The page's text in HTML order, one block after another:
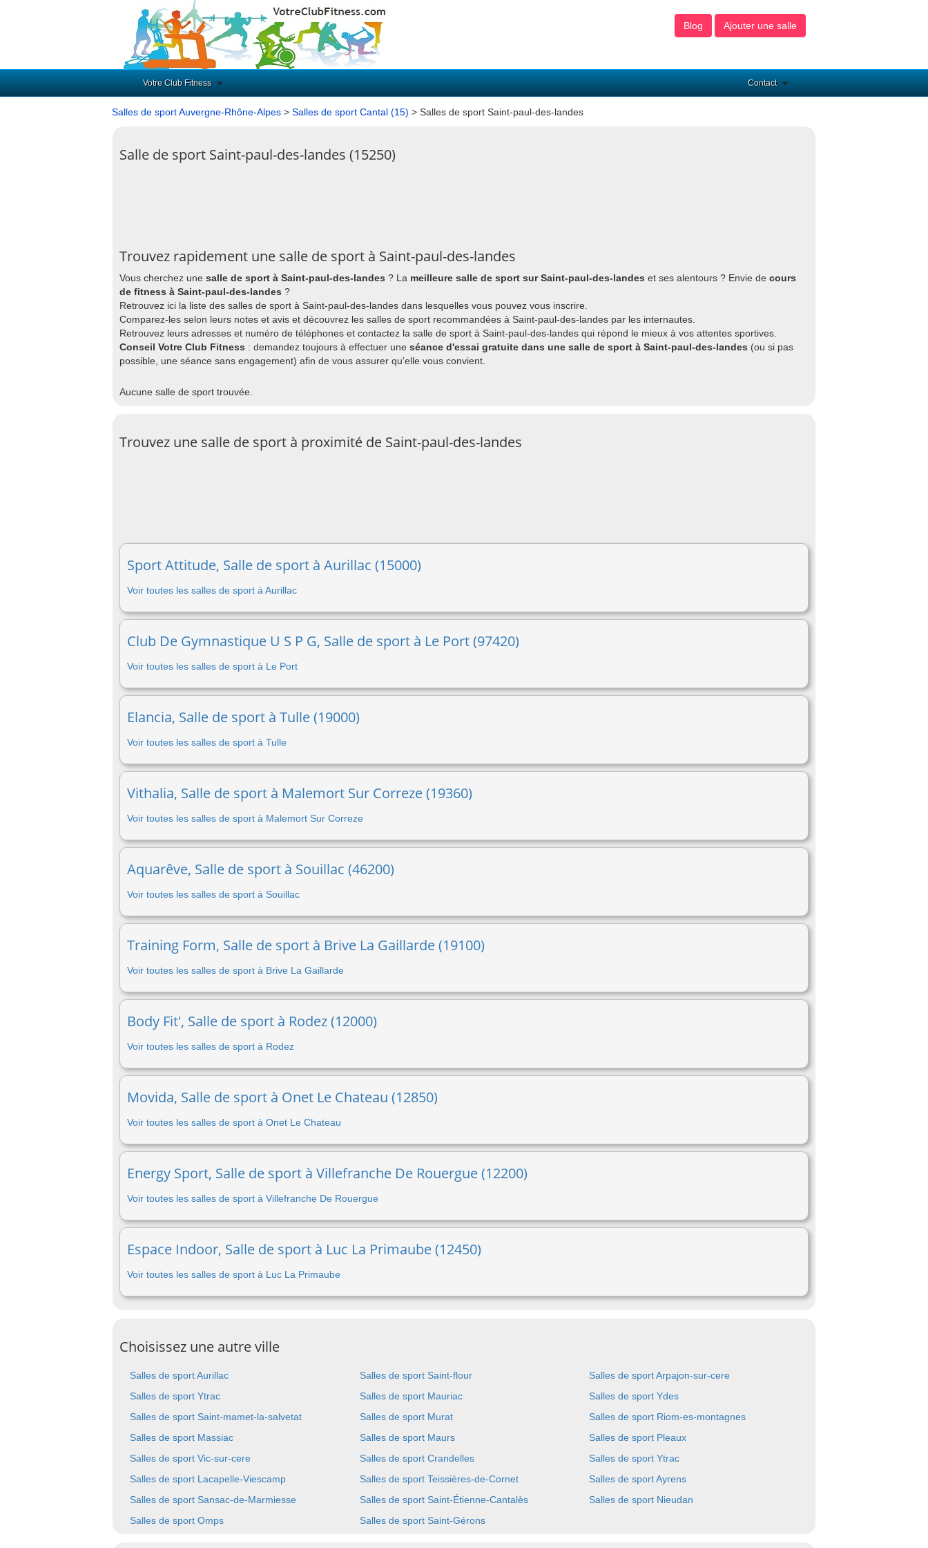
Blog Ajouter une salle
Votre Club Fitness Contact
Salles de sport Auvergne-Rhône-Alpes > Salles de sport Cantal (15) > Salles de sport Saint-paul-des-landes
Salle de sport Saint-paul-des-landes (15250)
Trouvez rapidement une salle de sport à Saint-paul-des-landes
Vous cherchez une salle de sport à Saint-paul-des-landes ? La meilleure salle de sport sur Saint-paul-des-landes et ses alentours ? Envie de cours
de fitness à Saint-paul-des-landes ?
Retrouvez ici la liste des salles de sport à Saint-paul-des-landes dans lesquelles vous pouvez vous inscrire.
Comparez-les selon leurs notes et avis et découvrez les salles de sport recommandées à Saint-paul-des-landes par les internautes.
Retrouvez leurs adresses et numéro de téléphones et contactez la salle de sport à Saint-paul-des-landes qui répond le mieux à vos attentes sportives.
Conseil Votre Club Fitness : demandez toujours à effectuer une séance d'essai gratuite dans une salle de sport à Saint-paul-des-landes (ou si pas
possible, une séance sans engagement) afin de vous assurer qu'elle vous convient.
Aucune salle de sport trouvée.
Trouvez une salle de sport à proximité de Saint-paul-des-landes
Sport Attitude, Salle de sport à Aurillac (15000)
Voir toutes les salles de sport à Aurillac
Club De Gymnastique U S P G, Salle de sport à Le Port (97420)
Voir toutes les salles de sport à Le Port
Elancia, Salle de sport à Tulle (19000)
Voir toutes les salles de sport à Tulle
Vithalia, Salle de sport à Malemort Sur Correze (19360)
Voir toutes les salles de sport à Malemort Sur Correze
Aquarêve, Salle de sport à Souillac (46200)
Voir toutes les salles de sport à Souillac
Training Form, Salle de sport à Brive La Gaillarde (19100)
Voir toutes les salles de sport à Brive La Gaillarde
Body Fit', Salle de sport à Rodez (12000)
Voir toutes les salles de sport à Rodez
Movida, Salle de sport à Onet Le Chateau (12850)
Voir toutes les salles de sport à Onet Le Chateau
Energy Sport, Salle de sport à Villefranche De Rouergue (12200)
Voir toutes les salles de sport à Villefranche De Rouergue
Espace Indoor, Salle de sport à Luc La Primaube (12450)
Voir toutes les salles de sport à Luc La Primaube
Choisissez une autre ville
Salles de sport Aurillac Salles de sport Saint-flour
Salles de sport Arpajon-sur-cere
Salles de sport Ytrac
Salles de sport Mauriac
Salles de sport Ydes
Salles de sport Saint-mamet-la-salvetat
Salles de sport Murat
Salles de sport Riom-es-montagnes
Salles de sport Massiac
Salles de sport Maurs
Salles de sport Pleaux
Salles de sport Vic-sur-cere
Salles de sport Crandelles
Salles de sport Ytrac
Salles de sport Lacapelle-Viescamp
Salles de sport Teissières-de-Cornet
Salles de sport Ayrens
Salles de sport Sansac-de-Marmiesse
Salles de sport Saint-Étienne-Cantalès
Salles de sport Nieudan
Salles de sport Omps
Salles de sport Saint-Gérons